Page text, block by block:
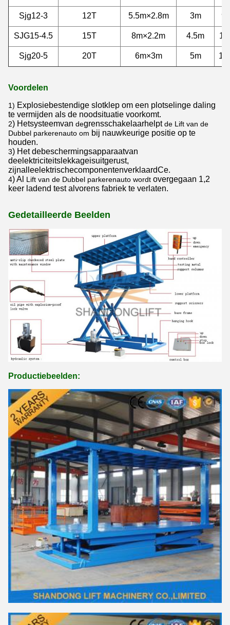
Sjg12-3 12T 5.5m×2.8m 3m
SJG15-4.5 15T 8m×2.2m 4.5m
Sjg20-5 20T 6m×3m 5m
Voordelen
1) Explosiebestendige slotklep om een plotselinge daling
te vermijden als de noodsituatie voorkomt.
2) Hetsysteemvan degrensschakelaarhelpt de Lift van de
Dubbel parkerenauto om bij nauwkeurige positie op te
houden.
3) Het debeschermingsapparaatvan
deelektriciteitslekkageisuitgerust,
zijnalleelektrischecomponentenverklaardCe.
4) Al Lift van de Dubbel parkerenauto wordt overgegaan 1,2
keer ladend test alvorens fabriek te verlaten.
Gedetailleerde Beelden
Productiebeelden: